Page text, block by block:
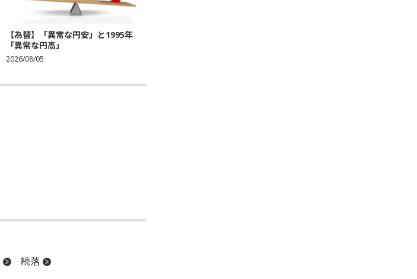
【為替】「異常な円安」と1995年
「異常な円高」
2026/08/05
続落